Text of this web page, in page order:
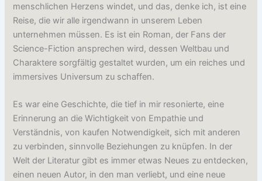
menschlichen Herzens windet, und das, denke ich, ist eine
Reise, die wir alle irgendwann in unserem Leben
unternehmen müssen. Es ist ein Roman, der Fans der
Science-Fiction ansprechen wird, dessen Weltbau und
Charaktere sorgfältig gestaltet wurden, um ein reiches und
immersives Universum zu schaffen.
Es war eine Geschichte, die tief in mir resonierte, eine
Erinnerung an die Wichtigkeit von Empathie und
Verständnis, von kaufen Notwendigkeit, sich mit anderen
zu verbinden, sinnvolle Beziehungen zu knüpfen. In der
Welt der Literatur gibt es immer etwas Neues zu entdecken,
einen neuen Autor, in den man verliebt, und eine neue